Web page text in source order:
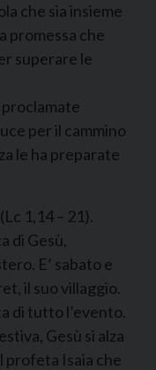
che sia insieme
promessa che
superare le
per il cammino
le ha preparate
1,14 – 21).
di Gesù,
E’ sabato e
il suo villaggio.
di tutto l’evento.
Gesù si alza
profeta Isaia che